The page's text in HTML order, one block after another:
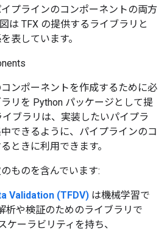
プラインのコンポーネントの両方
は TFX の提供するライブラリと
表しています。
ンポーネントを作成するために必
リを Python パッケージとして提
ブラリは、実装したいパイプラ
できるように、パイプラインのコ
ときに利用できます。
ものを含んでいます:
Validation (TFDV) は機械学習で
析や検証のためのライブラリで
ケーラビリティを持ち、